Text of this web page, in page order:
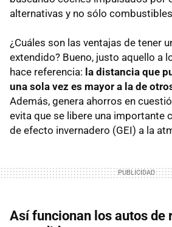
alternativas y no sólo
¿Cuáles son las ventajas de tener
extendido? Bueno, justo aquello a
hace referencia: la distancia que
una sola vez es mayor a la de
Además, genera ahorros en
evita que se libere una importante
de efecto invernadero (GEI) a la
Así funcionan los autos de